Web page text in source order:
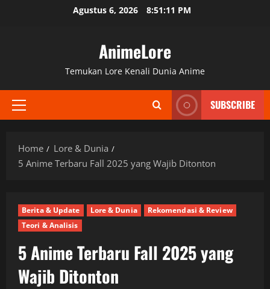
Agustus 6, 2026 8:51:13 PM
AnimeLore
Temukan Lore Kenali Dunia Anime
Primary
SUBSCRIBE
Home
Lore & Dunia
5 Anime Terbaru Fall 2025 yang Wajib Ditonton
Berita & Update Lore & Dunia
Rekomendasi & Review
Teori & Analisis
5 Anime Terbaru Fall 2025 yang
Wajib Ditonton